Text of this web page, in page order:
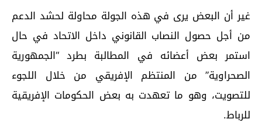
غير أن البعض يرى في هذه الجولة محاولة لحشد الدعم
من أجل حصول النصاب القانوني داخل الاتحاد في حال
استمر بعض أعضائه في المطالبة بطرد “الجمهورية
الصحراوية” من المنتظم الإفريقي من خلال اللجوء
للتصويت، وهو ما تعهدت به بعض الحكومات الإفريقية
للرباط.